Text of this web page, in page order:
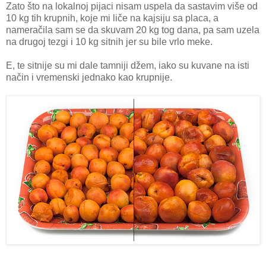
Zato što na lokalnoj pijaci nisam uspela da sastavim više od
10 kg tih krupnih, koje mi liče na kajsiju sa placa, a
nameračila sam se da skuvam 20 kg tog dana, pa sam uzela
na drugoj tezgi i 10 kg sitnih jer su bile vrlo meke.
E, te sitnije su mi dale tamniji džem, iako su kuvane na isti
način i vremenski jednako kao krupnije.